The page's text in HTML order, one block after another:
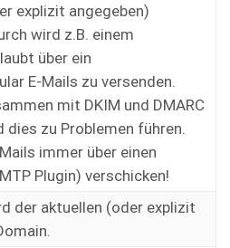
explizit angegeben)
wird z.B. einem
über ein
E-Mails zu versenden.
mit DKIM und DMARC
dies zu Problemen führen.
immer über einen
Plugin) verschicken!
der aktuellen (oder explizit